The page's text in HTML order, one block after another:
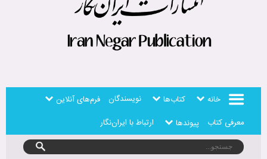
خانه کتاب‌ها نویسندگان
فرم‌های آنلاین
معرفی کتاب
پیوندها ارتباط با ایران‌نگار